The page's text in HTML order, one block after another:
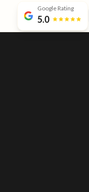
Google Rating
5.0